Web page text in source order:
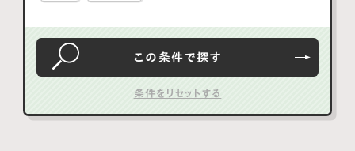
この条件で探す